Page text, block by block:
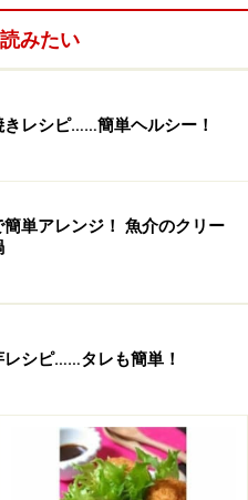
100g 缶詰使用
振り掛けています。パン
その上から茶漉しで粉糖
になります。また、好き
使えば、色々楽しめます
みたい
レシピ……簡単ヘルシー！
単アレンジ！ 魚介のクリー
シピ……タレも簡単！